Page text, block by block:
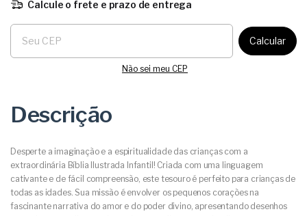
Calcule o frete e prazo de entrega
Entregas para o CEP:
Calcular
Não sei meu CEP
Descrição
Desperte a imaginação e a espiritualidade das crianças com a
extraordinária Bíblia Ilustrada Infantil! Criada com uma linguagem
cativante e de fácil compreensão, este tesouro é perfeito para crianças de
todas as idades. Sua missão é envolver os pequenos corações na
fascinante narrativa do amor e do poder divino, apresentando desenhos